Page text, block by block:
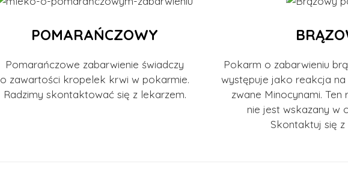
POMARAŃCZOWY
Pomarańczowe zabarwienie świadczy
o zawartości kropelek krwi w pokarmie.
Radzimy skontaktować się z lekarzem.
Pokarm o zabarwieniu
występuje jako reakcja
zwane Minocynami.
nie jest wskazany w
Skontaktuj się